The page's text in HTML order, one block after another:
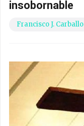
insobornable
Francisco J. Carballo